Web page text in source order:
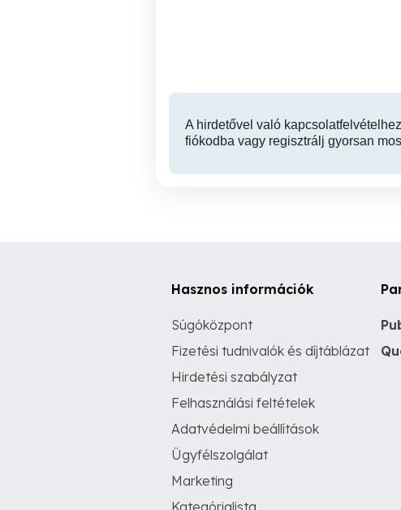
A hirdetővel való
fiókodba vagy regisztrálj gyorsan
Hasznos információk
Súgóközpont
Fizetési tudnivalók és díjtáblázat
Hirdetési szabályzat
Felhasználási feltételek
Adatvédelmi beállítások
Ügyfélszolgálat
Marketing
Kategórialista